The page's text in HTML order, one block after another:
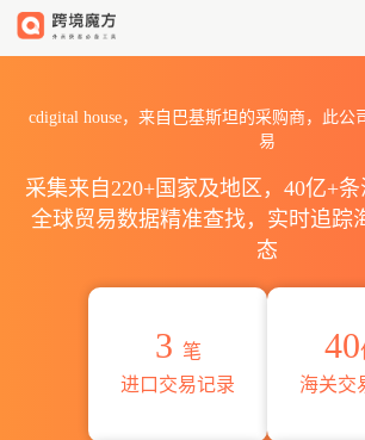
cdigital house，来自巴基斯坦的采购商，此公
易
采集来自220+国家及地区，40亿+条
全球贸易数据精准查找，实时追踪
态
3 笔
进口交易记录
40
海关交